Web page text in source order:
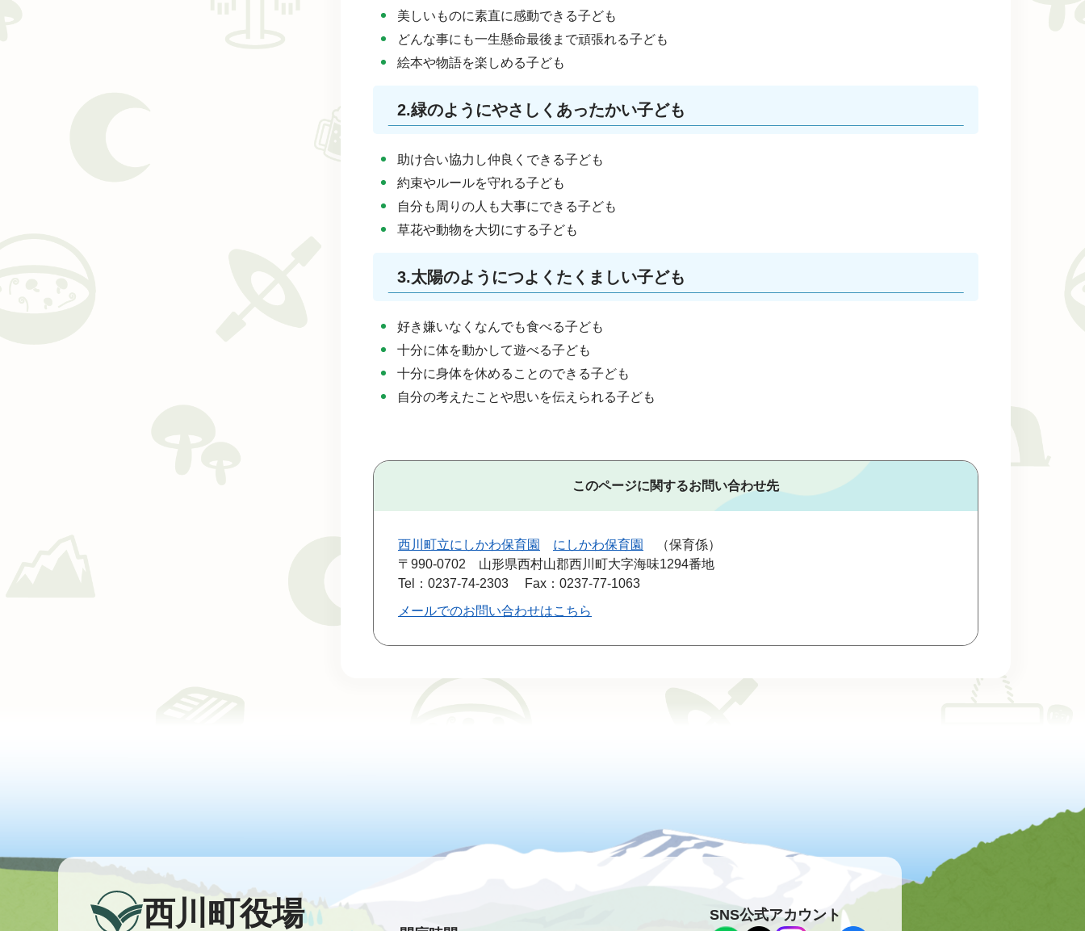
美しいものに素直に感動できる子ども
どんな事にも一生懸命最後まで頑張れる子ども
絵本や物語を楽しめる子ども
2.緑のようにやさしくあったかい子ども
助け合い協力し仲良くできる子ども
約束やルールを守れる子ども
自分も周りの人も大事にできる子ども
草花や動物を大切にする子ども
3.太陽のようにつよくたくましい子ども
好き嫌いなくなんでも食べる子ども
十分に体を動かして遊べる子ども
十分に身体を休めることのできる子ども
自分の考えたことや思いを伝えられる子ども
このページに関するお問い合わせ先
西川町立にしかわ保育園 にしかわ保育園
保育係
〒990-0702
山形県西村山郡西川町大字海味1294番地
Tel：0237-74-2303
Fax：0237-77-1063
メールでのお問い合わせはこちら
西川町役場 SNS公式アカウント